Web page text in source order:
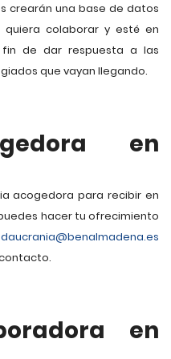
crearán una base de datos
colaborar y esté en
de dar respuesta a las
que vayan llegando.
en
acogedora para recibir en
hacer tu ofrecimiento
en